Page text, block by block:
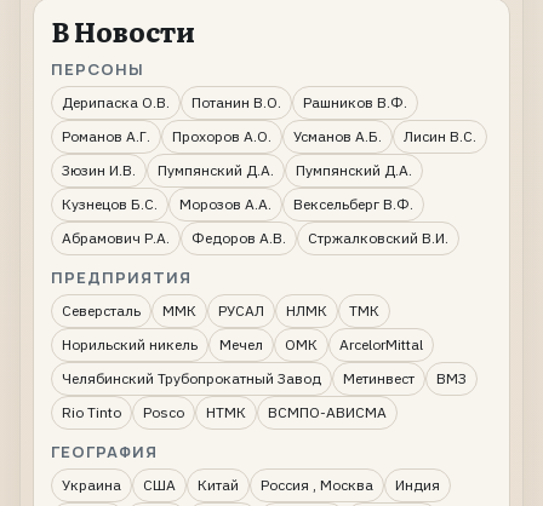
В Новости
ПЕРСОНЫ
Дерипаска О.В. Потанин В.О.
Рашников В.Ф.
Романов А.Г.
Прохоров А.О. Усманов А.Б.
Лисин В.С.
Зюзин И.В.
Пумпянский Д.А.
Пумпянский Д.А.
Кузнецов Б.С.
Морозов А.А.
Вексельберг В.Ф.
Абрамович Р.А.
Федоров А.В. Стржалковский В.И.
ПРЕДПРИЯТИЯ
Северсталь ММК РУСАЛ НЛМК
ТМК
Норильский никель
Мечел ОМК
ArcelorMittal
Челябинский Трубопрокатный Завод
Метинвест
ВМЗ
Rio Tinto
Posco НТМК ВСМПО-АВИСМА
ГЕОГРАФИЯ
Украина США Китай Россия , Москва
Индия